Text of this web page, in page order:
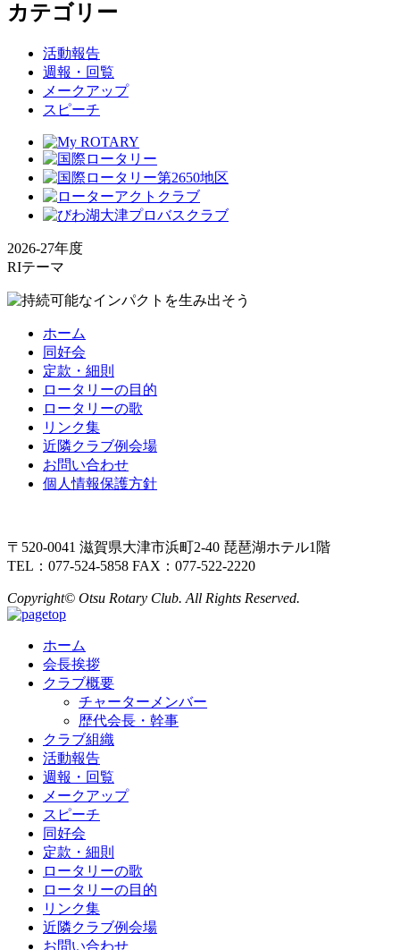
カテゴリー
活動報告
週報・回覧
メークアップ
スピーチ
2026-27年度
RIテーマ
ホーム
同好会
定款・細則
ロータリーの目的
ロータリーの歌
リンク集
近隣クラブ例会場
お問い合わせ
個人情報保護方針
〒520-0041 滋賀県大津市浜町2-40 琵琶湖ホテル1階
TEL：077-524-5858 FAX：077-522-2220
Copyright© Otsu Rotary Club. All Rights Reserved.
ホーム
会長挨拶
クラブ概要
チャーターメンバー
歴代会長・幹事
クラブ組織
活動報告
週報・回覧
メークアップ
スピーチ
同好会
定款・細則
ロータリーの歌
ロータリーの目的
リンク集
近隣クラブ例会場
お問い合わせ